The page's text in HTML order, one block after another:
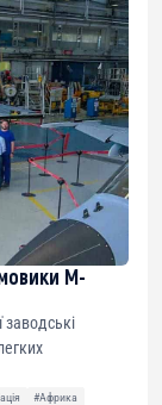
M-
заводські
#Африка